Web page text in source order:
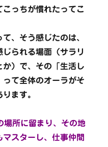
っちが慣れたってこ
、そう感じたのは、
られる場面（サラリ
）で、その「生活し
て全体のオーラがそ
ます。
場所に留まり、その地
スターし、仕事仲間